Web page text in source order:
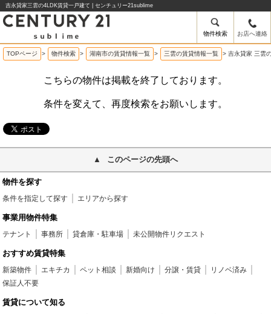
吉永貸家三雲の4LDK賃貸一戸建て | センチュリー21sublime
物件検索 お店へ連絡
TOPページ > 物件検索 > 湖南市の賃貸情報一覧 > 三雲の賃貸情報一覧 > 吉永貸家 三雲
こちらの物件は掲載を終了しております。
条件を変えて、再度検索をお願いします。
このページの先頭へ
物件を探す
条件を指定して探す エリアから探す
事業用物件特集
テナント 事務所 貸倉庫・駐車場 未公開物件リクエスト
おすすめ賃貸特集
新築物件 エキチカ ペット相談 新婚向け 分譲・賃貸
リノベ済み
保証人不要
賃貸について知る